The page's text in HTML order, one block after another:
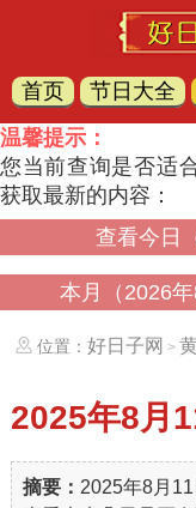
首页 节日大全
温馨提示：
您当前查询是否适
获取最新的内容：
查看今日
本月（2026
位置： 好日子网 >
2025年8月
摘要： 2025年8月